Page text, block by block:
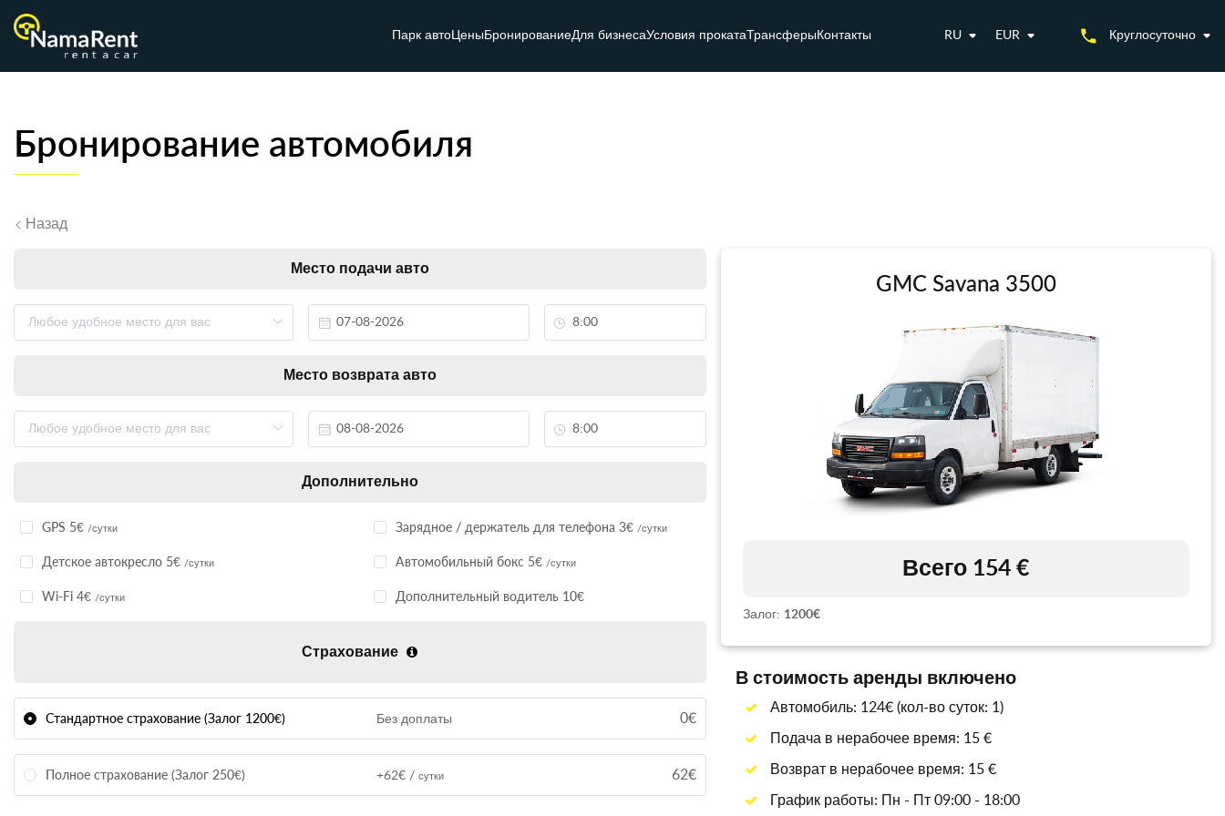
Парк автоЦены БронированиеДля бизнесаУсловия проката Трансферы Контакты RU EUR Круглосуточно
Бронирование автомобиля
Назад
Место подачи авто
Место возврата авто
Дополнительно
GPS 5€ /сутки Зарядное / держатель для телефона 3€ /сутки
Детское автокресло 5€ /сутки Автомобильный бокс 5€ /сутки
Wi-Fi 4€ /сутки Дополнительный водитель 10€
Страхование
Стандартное страхование (Залог 1200€) Без доплаты 0€
Полное страхование (Залог 250€) +62€ / сутки 62€
GMC Savana 3500
Всего 154 €
Залог: 1200€
В стоимость аренды включено
Автомобиль: 124€ (кол-во суток: 1)
Подача в нерабочее время: 15 €
Возврат в нерабочее время: 15 €
График работы: Пн - Пт 09:00 - 18:00